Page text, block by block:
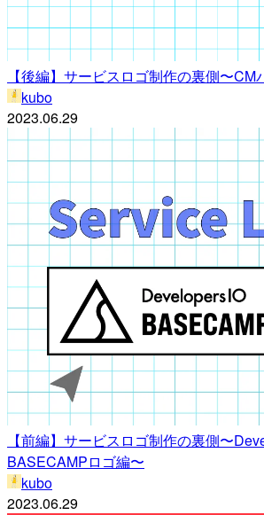
【後編】サービスロゴ制作の裏側〜
kubo
2023.06.29
【前編】サービスロゴ制作の裏側〜
BASECAMPロゴ編〜
kubo
2023.06.29